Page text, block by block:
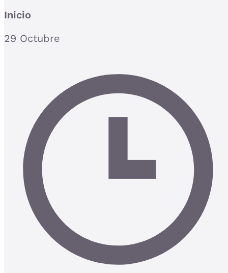
Inicio
29 Octubre